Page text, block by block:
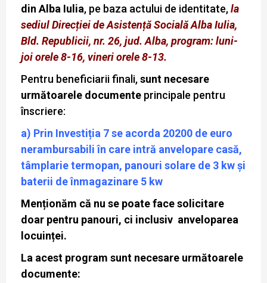
din Alba Iulia, pe baza actului de identitate,la
sediul Direcției de Asistență Socială Alba Iulia,
Bld. Republicii, nr. 26, jud. Alba, program: luni-
joi orele 8-16, vineri orele 8-13.
Pentru beneficiarii finali,sunt necesare
următoarele documente principale pentru
înscriere:
a) Prin Investiția 7 se acorda 20200 de euro
nerambursabili în care intră anvelopare casă,
tâmplarie termopan, panouri solare de 3 kw și
baterii de înmagazinare 5 kw
Menționăm că nu se poate face solicitare
doar pentru panouri, ci inclusiv anveloparea
locuinței.
La acest program sunt necesare următoarele
documente: